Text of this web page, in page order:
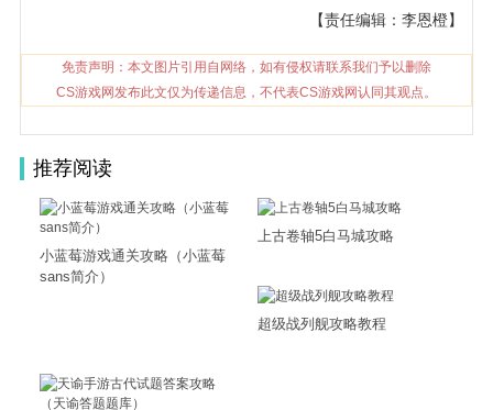
【责任编辑：李恩橙】
免责声明：本文图片引用自网络，如有侵权请联系我们予以删除
CS游戏网发布此文仅为传递信息，不代表CS游戏网认同其观点。
推荐阅读
小蓝莓游戏通关攻略（小蓝莓
sans简介）
上古卷轴5白马城攻略
超级战列舰攻略教程